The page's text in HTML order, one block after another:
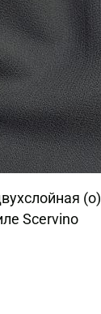
(о)
Scervino